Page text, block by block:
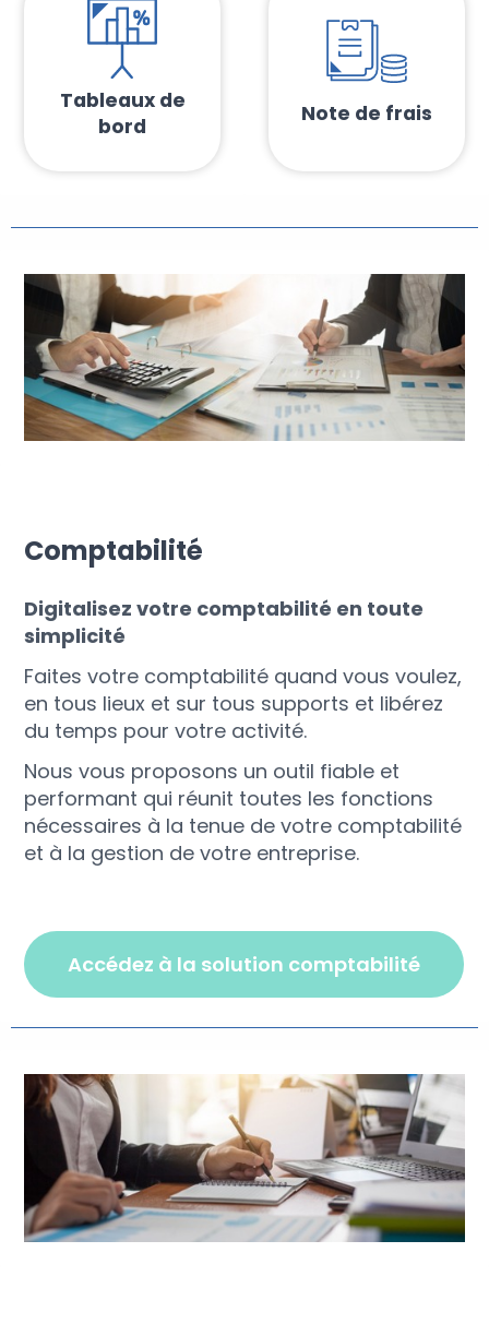
Tableaux de
bord
Note de frais
Comptabilité
Digitalisez votre comptabilité en toute
simplicité
Faites votre comptabilité quand vous voulez,
en tous lieux et sur tous supports et libérez
du temps pour votre activité.
Nous vous proposons un outil fiable et
performant qui réunit toutes les fonctions
nécessaires à la tenue de votre comptabilité
et à la gestion de votre entreprise.
accédez à la solution comptabilité